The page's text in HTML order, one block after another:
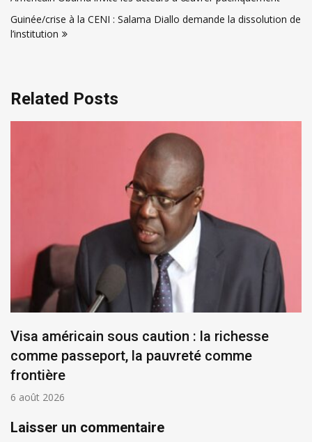
l’article
Guinée/crise à la CENI : Salama Diallo demande la dissolution de
l’institution
Related Posts
Visa américain sous caution : la richesse
comme passeport, la pauvreté comme
frontière
6 août 2026
Laisser un commentaire